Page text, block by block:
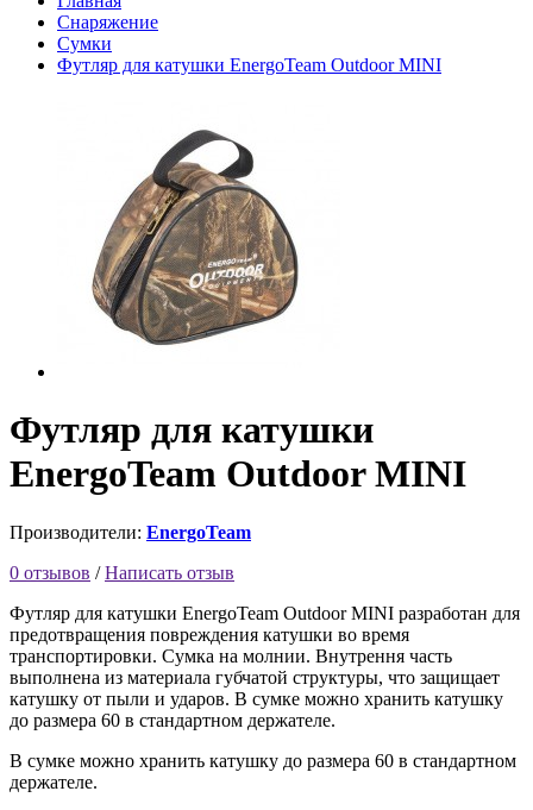
Снаряжение
Сумки
Футляр для катушки EnergoTeam Outdoor MINI
Футляр для катушки
EnergoTeam Outdoor MINI
Производители: EnergoTeam
0 отзывов /Написать отзыв
Футляр для катушки EnergoTeam Outdoor MINI разработан для
предотвращения повреждения катушки во время
транспортировки. Сумка на молнии. Внутрення часть
выполнена из материала губчатой структуры, что защищает
катушку от пыли и ударов. В сумке можно хранить катушку
до размера 60 в стандартном держателе.
В сумке можно хранить катушку до размера 60 в стандартном
держателе.